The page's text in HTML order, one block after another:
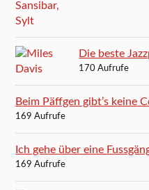
Die beste
170 Aufrufe
Beim Päffgen gibt’s keine
169 Aufrufe
Ich gehe über eine
169 Aufrufe